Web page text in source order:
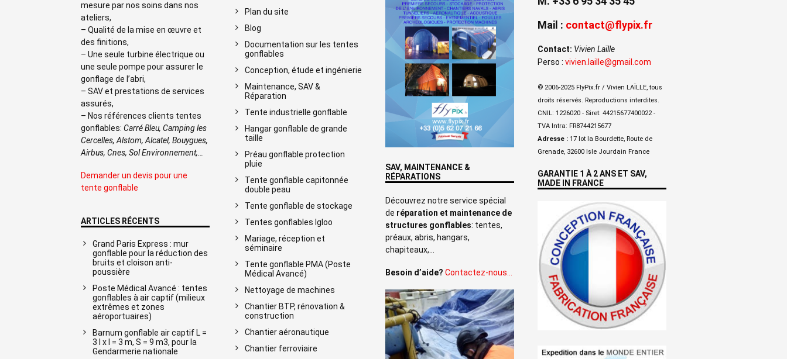
mesure par nos soins dans nos
ateliers,
– Qualité de la mise en œuvre et
des finitions,
– Une seule turbine électrique ou
une seule pompe pour assurer le
gonflage de l’abri,
– SAV et prestations de services
assurés,
– Nos références clients tentes
gonflables: Carré Bleu, Camping les
Cercelles, Alstom, Alcatel, Bouygues,
Airbus, Cnes, Sol Environnement,…
Demander un devis pour une
tente gonflable
ARTICLES RÉCENTS
Grand Paris Express : mur
gonflable pour la réduction des
bruits et cloison anti-
poussière
Poste Médical Avancé : tentes
gonflables à air captif (milieux
extrêmes et zones
aéroportuaires)
Barnum gonflable air captif L =
3 l x l = 3 m, S = 9 m3, pour la
Gendarmerie nationale
Plan du site
Blog
Documentation sur les tentes
gonflables
Conception, étude et ingénierie
Maintenance, SAV &
Réparation
Tente industrielle gonflable
Hangar gonflable de grande
taille
Préau gonflable protection
pluie
Tente gonflable capitonnée
double peau
Tente gonflable de stockage
Tentes gonflables Igloo
Mariage, réception et
séminaire
Tente gonflable PMA (Poste
Médical Avancé)
Nettoyage de machines
Chantier BTP, rénovation &
construction
Chantier aéronautique
Chantier ferroviaire
SAV, MAINTENANCE &
RÉPARATIONS
Découvrez notre service spécial
de réparation et maintenance de
structures gonflables: tentes,
préaux, abris, hangars,
chapiteaux,…
Besoin d’aide? Contactez-nous…
Mail : contact@flypix.fr
Contact: Vivien Laïlle
Perso : vivien.laille@gmail.com
© 2006-2025 FlyPix.fr / Vivien LAÏLLE, tous
droits réservés. Reproductions interdites.
CNIL: 1226020 - Siret: 44215677400022 -
TVA Intra: FR8744215677
Adresse : 17 lot la Bourdette, Route de
Grenade, 32600 Isle Jourdain France
GARANTIE 1 À 2 ANS ET SAV,
MADE IN FRANCE